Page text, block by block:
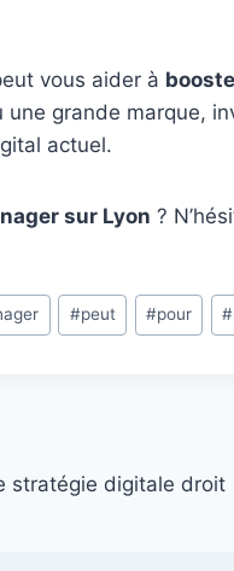
vous aider à
une grande marque,
actuel.
sur Lyon ?
#peut #pour #
stratégie digitale droit